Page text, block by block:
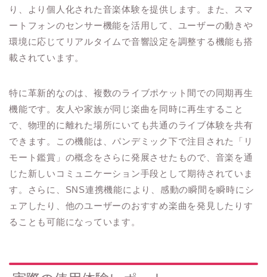
り、より個人化された音楽体験を提供します。また、スマ
ートフォンのセンサー機能を活用して、ユーザーの動きや
環境に応じてリアルタイムで音響設定を調整する機能も搭
載されています。
特に革新的なのは、複数のライブポケット間での同期再生
機能です。友人や家族が同じ楽曲を同時に再生すること
で、物理的に離れた場所にいても共通のライブ体験を共有
できます。この機能は、パンデミック下で注目された「リ
モート鑑賞」の概念をさらに発展させたもので、音楽を通
じた新しいコミュニケーション手段として期待されていま
す。さらに、SNS連携機能により、感動の瞬間を瞬時にシ
ェアしたり、他のユーザーのおすすめ楽曲を発見したりす
ることも可能になっています。